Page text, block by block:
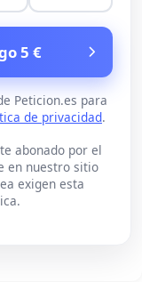
5 €
Peticion.es para
de privacidad.
abonado por el
en nuestro sitio
exigen esta